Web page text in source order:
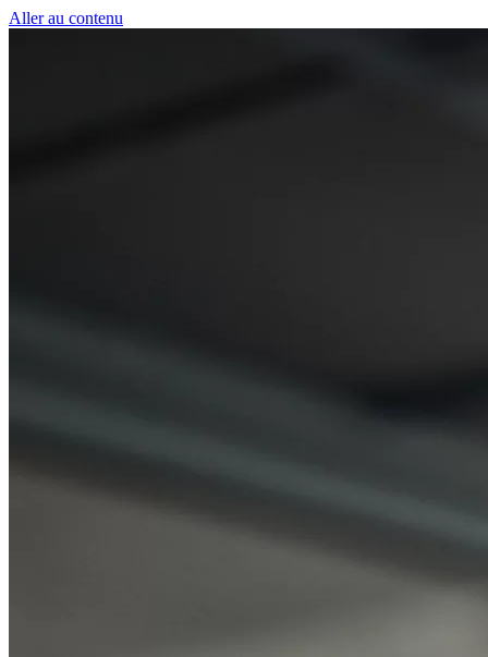
Aller au contenu
Panneau de gestion des cookies